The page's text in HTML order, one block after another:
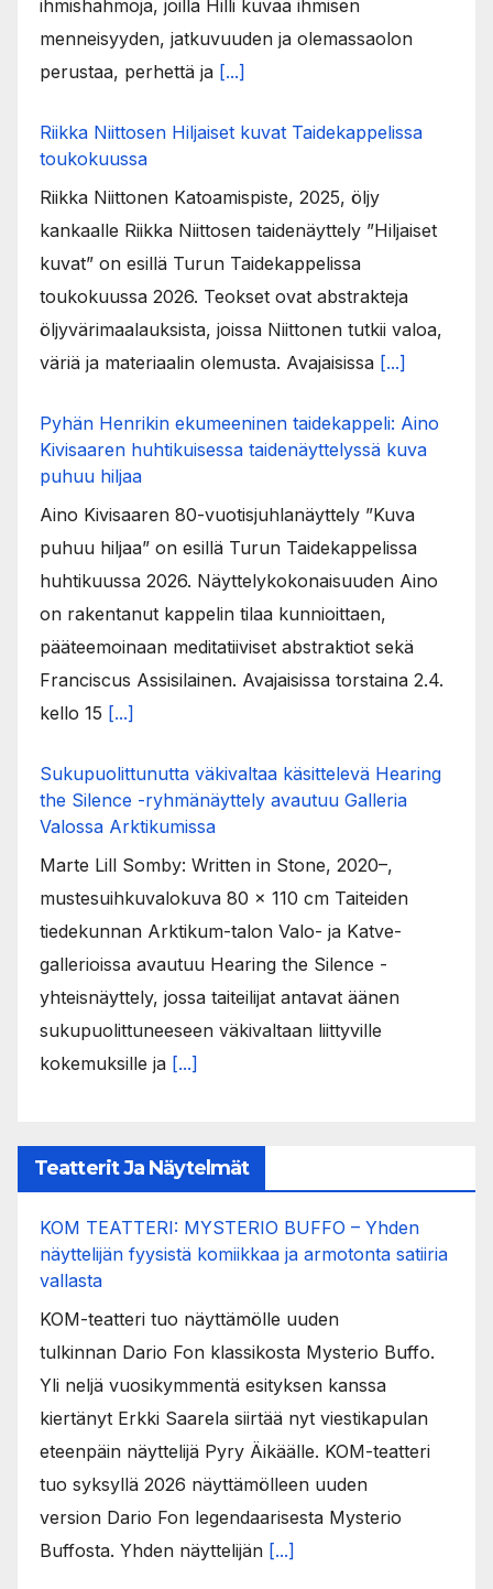
ihmishahmoja, joilla Hilli kuvaa ihmisen
menneisyyden, jatkuvuuden ja olemassaolon
perustaa, perhettä ja [...]
Riikka Niittosen Hiljaiset kuvat Taidekappelissa
toukokuussa
Riikka Niittonen Katoamispiste, 2025, öljy
kankaalle Riikka Niittosen taidenäyttely ”Hiljaiset
kuvat” on esillä Turun Taidekappelissa
toukokuussa 2026. Teokset ovat abstrakteja
öljyvärimaalauksista, joissa Niittonen tutkii valoa,
väriä ja materiaalin olemusta. Avajaisissa [...]
Pyhän Henrikin ekumeeninen taidekappeli: Aino
Kivisaaren huhtikuisessa taidenäyttelyssä kuva
puhuu hiljaa
Aino Kivisaaren 80-vuotisjuhlanäyttely ”Kuva
puhuu hiljaa” on esillä Turun Taidekappelissa
huhtikuussa 2026. Näyttelykokonaisuuden Aino
on rakentanut kappelin tilaa kunnioittaen,
pääteemoinaan meditatiiviset abstraktiot sekä
Franciscus Assisilainen. Avajaisissa torstaina 2.4.
kello 15 [...]
Sukupuolittunutta väkivaltaa käsittelevä Hearing
the Silence -ryhmänäyttely avautuu Galleria
Valossa Arktikumissa
Marte Lill Somby: Written in Stone, 2020–,
mustesuihkuvalokuva 80 x 110 cm Taiteiden
tiedekunnan Arktikum-talon Valo- ja Katve-
gallerioissa avautuu Hearing the Silence -
yhteisnäyttely, jossa taiteilijat antavat äänen
sukupuolittuneeseen väkivaltaan liittyville
kokemuksille ja [...]
Teatterit Ja Näytelmät
KOM TEATTERI: MYSTERIO BUFFO – Yhden
näyttelijän fyysistä komiikkaa ja armotonta satiiria
vallasta
KOM-teatteri tuo näyttämölle uuden
tulkinnan Dario Fon klassikosta Mysterio Buffo.
Yli neljä vuosikymmentä esityksen kanssa
kiertänyt Erkki Saarela siirtää nyt viestikapulan
eteenpäin näyttelijä Pyry Äikäälle. KOM-teatteri
tuo syksyllä 2026 näyttämölleen uuden
version Dario Fon legendaarisesta Mysterio
Buffosta. Yhden näyttelijän [...]